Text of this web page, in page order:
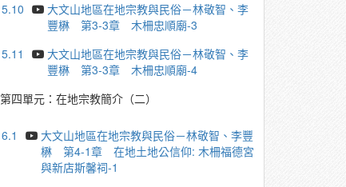
5.10
大文山地區在地宗教與民俗－林敬智、李
豐楙 第3-3章 木柵忠順廟-3
5.11
大文山地區在地宗教與民俗－林敬智、李
豐楙 第3-3章 木柵忠順廟-4
第四單元：在地宗教簡介（二）
6.1
大文山地區在地宗教與民俗－林敬智、李豐
楙 第4-1章 在地土地公信仰: 木柵福德宮
與新店斯馨祠-1